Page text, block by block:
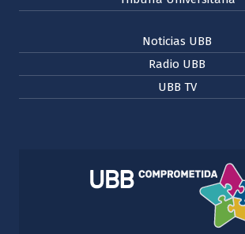
Noticias UBB
Radio UBB
UBB TV